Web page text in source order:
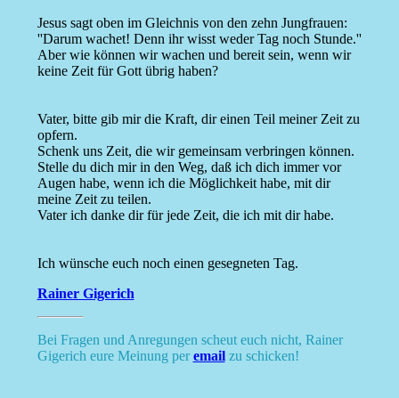
Jesus sagt oben im Gleichnis von den zehn Jungfrauen:
''Darum wachet! Denn ihr wisst weder Tag noch Stunde.''
Aber wie können wir wachen und bereit sein, wenn wir
keine Zeit für Gott übrig haben?
Vater, bitte gib mir die Kraft, dir einen Teil meiner Zeit zu
opfern.
Schenk uns Zeit, die wir gemeinsam verbringen können.
Stelle du dich mir in den Weg, daß ich dich immer vor
Augen habe, wenn ich die Möglichkeit habe, mit dir
meine Zeit zu teilen.
Vater ich danke dir für jede Zeit, die ich mit dir habe.
Ich wünsche euch noch einen gesegneten Tag.
Rainer Gigerich
Bei Fragen und Anregungen scheut euch nicht, Rainer
Gigerich eure Meinung peremailzu schicken!